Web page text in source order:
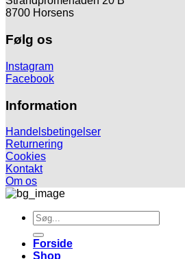
8700 Horsens
Følg os
Instagram
Facebook
Information
Handelsbetingelser
Returnering
Cookies
Kontakt
Om os
Søg
efter:
Forside
Shop